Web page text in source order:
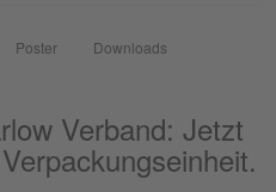
Poster
Downloads
Verband: Jetzt